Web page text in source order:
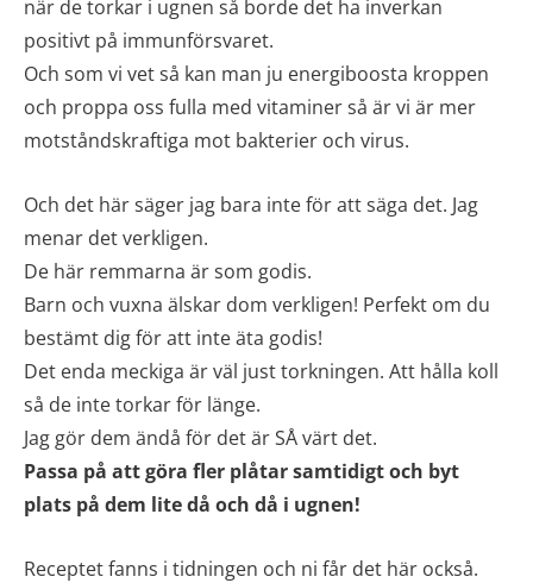
när de torkar i ugnen så borde det ha inverkan
positivt på immunförsvaret.
Och som vi vet så kan man ju energiboosta kroppen
och proppa oss fulla med vitaminer så är vi är mer
motståndskraftiga mot bakterier och virus.
Och det här säger jag bara inte för att säga det. Jag
menar det verkligen.
De här remmarna är som godis.
Barn och vuxna älskar dom verkligen! Perfekt om du
bestämt dig för att inte äta godis!
Det enda meckiga är väl just torkningen. Att hålla koll
så de inte torkar för länge.
Jag gör dem ändå för det är SÅ värt det.
Passa på att göra fler plåtar samtidigt och byt
plats på dem lite då och då i ugnen!
Receptet fanns i tidningen och ni får det här också.